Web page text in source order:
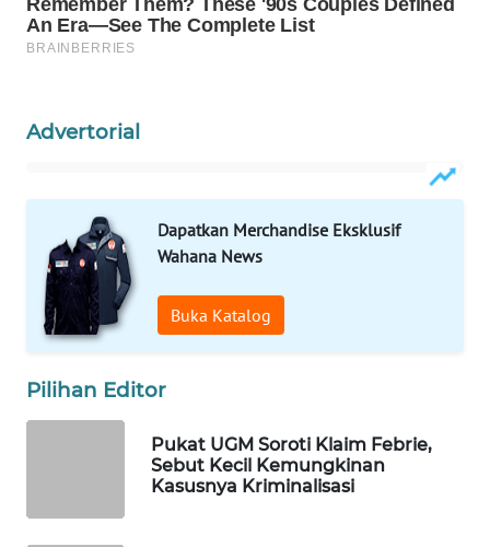
Advertorial
Dapatkan Merchandise Eksklusif
Wahana News
Buka Katalog
Pilihan Editor
Pukat UGM Soroti Klaim Febrie,
Sebut Kecil Kemungkinan
Kasusnya Kriminalisasi
WAHANA
LISTRIK
TRAVEL
WAHANANEWS
ID
WAHANANEWS